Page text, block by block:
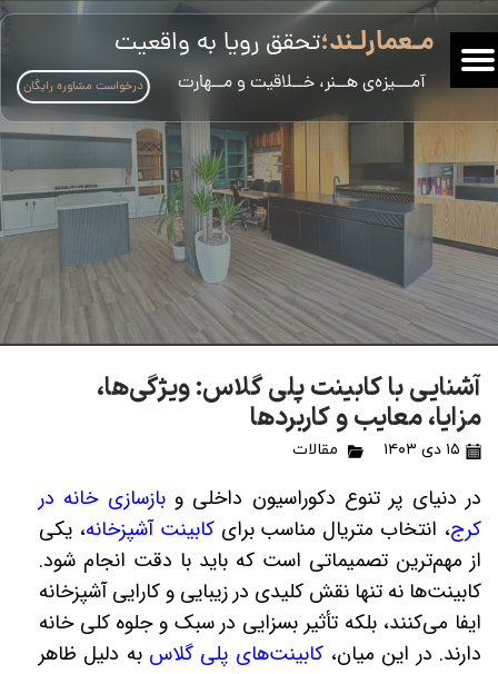
​آمـــیزه‌ی هــنر، خــلاقیت و مــهارت
مـعمارلـند؛تحقق رویا به واقعیت
درخواست مشاوره رایگان
آشنایی با کابینت پلی گلاس: ویژگی‌ها،
مزایا، معایب و کاربردها
۱۵ دی ۱۴۰۳ مقالات
در دنیای پر تنوع دکوراسیون داخلی وبازسازی خانه در
کرج، انتخاب متریال مناسب برایکابینت‌ آشپزخانه، یکی
از مهم‌ترین تصمیماتی است که باید با دقت انجام شود.
کابینت‌ها نه تنها نقش کلیدی در زیبایی و کارایی آشپزخانه
ایفا می‌کنند، بلکه تأثیر بسزایی در سبک و جلوه کلی خانه
دارند. در این میان،کابینت‌های پلی گلاس به دلیل ظاهر